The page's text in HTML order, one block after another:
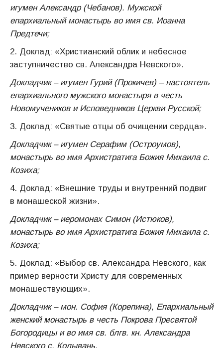
игумен Александр (Чебанов). Мужской
епархиальный монастырь во имя св. Иоанна
Предтечи;
2. Доклад: «Христианский облик и небесное
заступничество св. Александра Невского».
Докладчик – игумен Гурий (Прокичев) – настоятель
епархиального мужского монастыря в честь
Новомучеников и Исповедников Церкви Русской;
3. Доклад: «Святые отцы об очищении сердца».
Докладчик – игумен Серафим (Остроумов),
монастырь во имя Архистратига Божия Михаила с.
Козиха;
4. Доклад: «Внешние труды и внутренний подвиг
в монашеской жизни».
Докладчик – иеромонах Симон (Истюков),
монастырь во имя Архистратига Божия Михаила с.
Козиха;
5. Доклад: «Выбор св. Александра Невского, как
пример верности Христу для современных
монашествующих».
Докладчик – мон. София (Корепина), Епархиальный
женский монастырь в честь Покрова Пресвятой
Богородицы и во имя св. блгв. кн. Александра
Невского с. Колывань.